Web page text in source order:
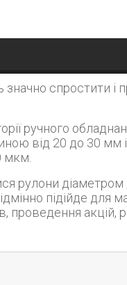
від 20 до 30 мм
мкм.
підійде для
проведення акцій,